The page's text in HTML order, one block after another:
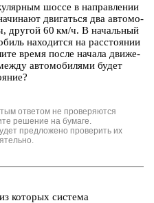
шоссе в на­прав­ле­нии
дви­гать­ся два ав­то­мо­
дру­гой 60 км/ч. В на­чаль­ный
на­хо­дит­ся на рас­сто­я­нии
время после на­ча­ла дви­же­
ав­то­мо­би­ля­ми будет
ответом не проверяются
решение на бумаге.
предложено проверить их
ко­то­рых си­сте­ма